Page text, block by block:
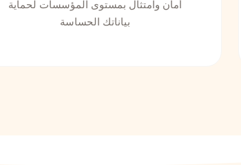
أمان وامتثال بمستوى المؤسسات لحماية
بياناتك الحساسة